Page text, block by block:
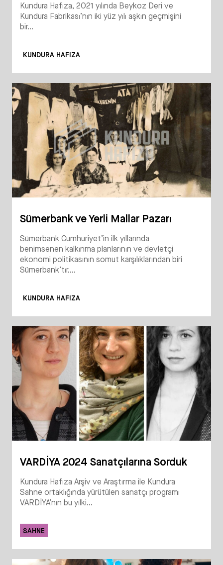
Kundura Hafıza, 2021 yılında Beykoz Deri ve
Kundura Fabrikası’nın iki yüz yılı aşkın geçmişini
bir...
KUNDURA HAFIZA
Sümerbank ve Yerli Mallar Pazarı
Sümerbank Cumhuriyet’in ilk yıllarında
benimsenen kalkınma planlarının ve devletçi
ekonomi politikasının somut karşılıklarından biri
Sümerbank’tır....
KUNDURA HAFIZA
VARDİYA 2024 Sanatçılarına Sorduk
Kundura Hafıza Arşiv ve Araştırma ile Kundura
Sahne ortaklığında yürütülen sanatçı programı
VARDİYA’nın bu yılki...
SAHNE